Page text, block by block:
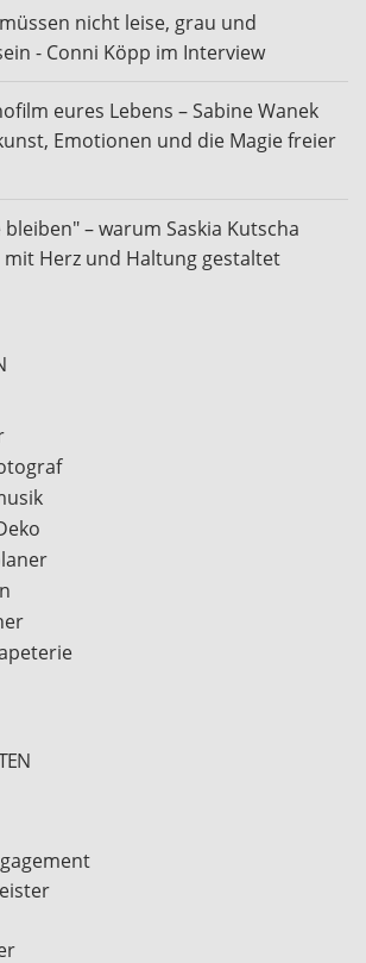
nicht leise, grau und
- Conni Köpp im Interview
eures Lebens – Sabine Wanek
Emotionen und die Magie freier
bleiben" – warum Saskia Kutscha
Herz und Haltung gestaltet